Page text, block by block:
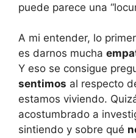
puede parece una
A mi entender, lo
es darnos mucha
Y eso se consigue
sentimos al respecto
estamos viviendo.
acostumbrado a
sintiendo y sobre qué